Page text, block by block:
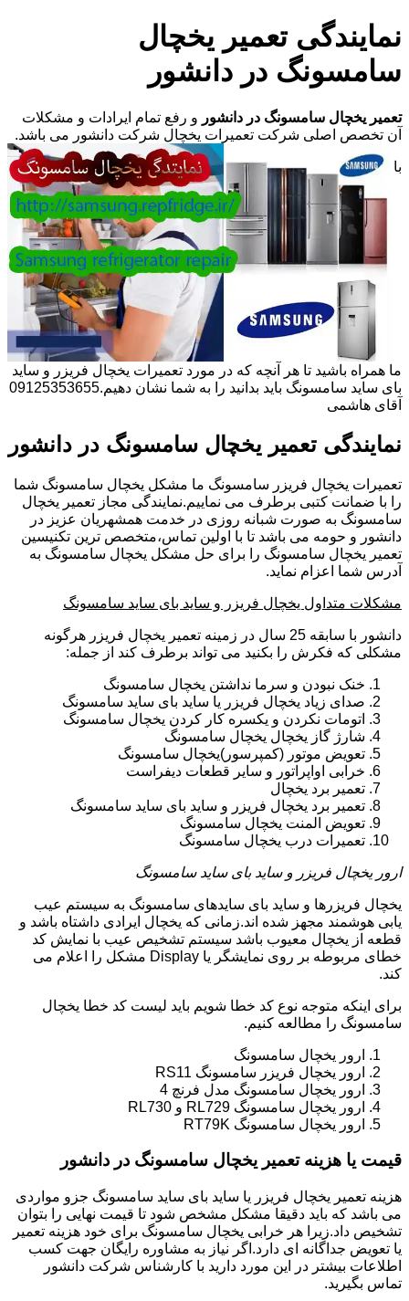
نمایندگی تعمیر یخچال
سامسونگ در دانشور
تعمیر یخچال سامسونگ در دانشور و رفع تمام ایرادات و مشکلات
آن تخصص اصلی شرکت تعمیرات یخچال شرکت دانشور می باشد.
با
ما همراه باشید تا هر آنچه که در مورد تعمیرات یخچال فریزر و ساید
بای ساید سامسونگ باید بدانید را به شما نشان دهیم.09125353655
آقای هاشمی
نمایندگی تعمیر یخچال سامسونگ در دانشور
تعمیرات یخچال فریزر سامسونگ ما مشکل یخچال سامسونگ شما
را با ضمانت کتبی برطرف می نماییم.نمایندگی مجاز تعمیر یخچال
سامسونگ به صورت شبانه روزی در خدمت همشهریان عزیز در
دانشور و حومه می باشد تا با اولین تماس،متخصص ترین تکنیسین
تعمیر یخچال سامسونگ را برای حل مشکل یخچال سامسونگ به
آدرس شما اعزام نماید.
مشکلات متداول یخچال فریزر و ساید بای ساید سامسونگ
دانشور با سابقه 25 سال در زمینه تعمیر یخچال فریزر هرگونه
مشکلی که فکرش را بکنید می تواند برطرف کند از جمله:
خنک نبودن و سرما نداشتن یخچال سامسونگ
صدای زیاد یخچال فریزر یا ساید بای ساید سامسونگ
اتومات نکردن و یکسره کار کردن یخچال سامسونگ
شارژ گاز یخچال یخچال سامسونگ
تعویض موتور (کمپرسور)یخچال سامسونگ
خرابی اواپراتور و سایر قطعات دیفراست
تعمیر برد یخچال
تعمیر برد یخچال فریزر و ساید بای ساید سامسونگ
تعویض المنت یخچال سامسونگ
تعمیرات درب یخچال سامسونگ
ارور یخچال فریزر و ساید بای ساید سامسونگ
یخچال فریزرها و ساید بای سایدهای سامسونگ به سیستم عیب
یابی هوشمند مجهز شده اند.زمانی که یخچال ایرادی داشتاه باشد و
قطعه از یخچال معیوب باشد سیستم تشخیص عیب با نمایش کد
خطای مربوطه بر روی نمایشگر یا Display مشکل را اعلام می
کند.
برای اینکه متوجه نوع کد خطا شویم باید لیست کد خطا یخچال
سامسونگ را مطالعه کنیم.
ارور یخچال سامسونگ
ارور یخچال فریزر سامسونگ RS11
ارور یخچال سامسونگ مدل فرنچ 4
ارور یخچال سامسونگ RL729 و RL730
ارور یخچال سامسونگ RT79K
قیمت یا هزینه تعمیر یخچال سامسونگ در دانشور
هزینه تعمیر یخچال فریزر یا ساید بای ساید سامسونگ جزو مواردی
می باشد که باید دقیقا مشکل مشخص شود تا قیمت نهایی را بتوان
تشخیص داد.زیرا هر خرابی یخچال سامسونگ برای خود هزینه تعمیر
یا تعویض جداگانه ای دارد.اگر نیاز به مشاوره رایگان جهت کسب
اطلاعات بیشتر در این مورد دارید با کارشناس شرکت دانشور
تماس بگیرید.